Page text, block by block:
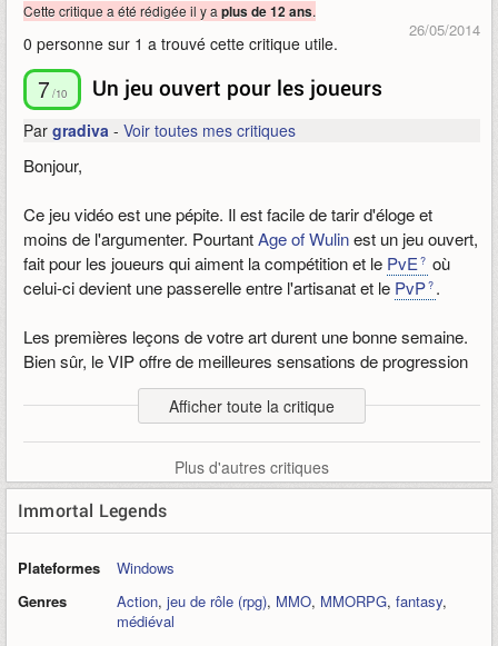
26/05/2014
Cette critique a été rédigée il y a plus de 12 ans.
0 personne sur 1 a trouvé cette critique utile.
7 /10 Un jeu ouvert pour les joueurs
Par gradiva - Voir toutes mes critiques
Bonjour,
Ce jeu vidéo est une pépite. Il est facile de tarir d'éloge et
moins de l'argumenter. PourtantAge of Wulinest un jeu ouvert,
fait pour les joueurs qui aiment la compétition et le PvE
où
celui-ci devient une passerelle entre l'artisanat et le PvP .
Les premières leçons de votre art durent une bonne semaine.
Bien sûr, le VIP offre de meilleures sensations de progression
mais sans chercher à être le plus GOSU. Un simple
abonnement de 7, 50 euros vous ouvrira la voix dès que vous
ce jeu avec des a prioris.
Abandonnez toute les idées reçues, sur la plupart des jeux
vous attendez de voir si oui ou non vous allez y investir. Et en
fonction de cela vous vous impliquez d'avantage. Comme Age
of Wulin est
F2P c'est exactement l'inverse. Il vous faut cash
pour 7, 50 euros vous mettre VIP, ça dure un mois mais si
vous ne le prenez pas, vous n'aurez pas eu le temps de vous
Afficher toute la critique
Plus d'autres critiques
Immortal Legends
Plateformes
Windows
Genres
Action, jeu de rôle (rpg), MMO, MMORPG, fantasy,
médiéval